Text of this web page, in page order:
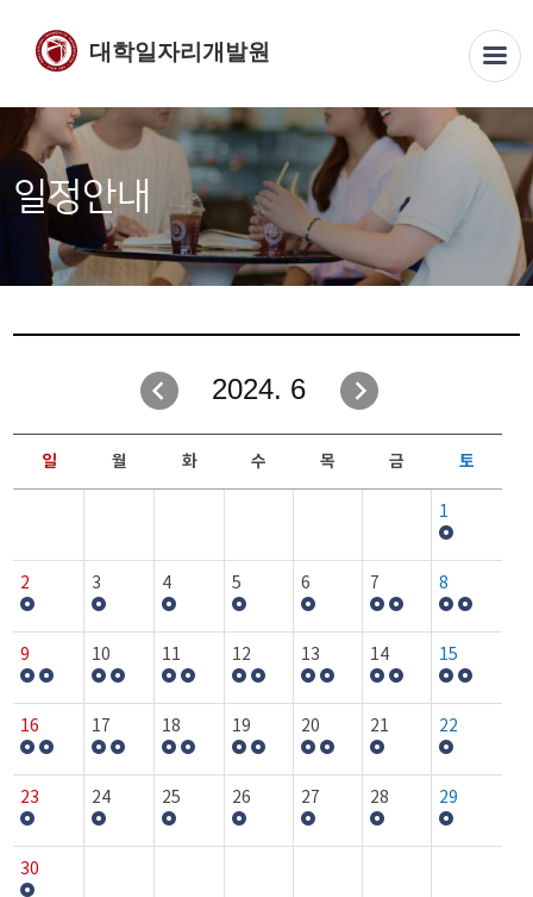
대학일자리개발원
일정안내
2024. 6
일 월 화 수 목 금 토
1
2 3 4 5 6 7 8
9 10 11 12 13 14 15
16 17 18 19 20 21 22
23 24 25 26 27 28 29
30